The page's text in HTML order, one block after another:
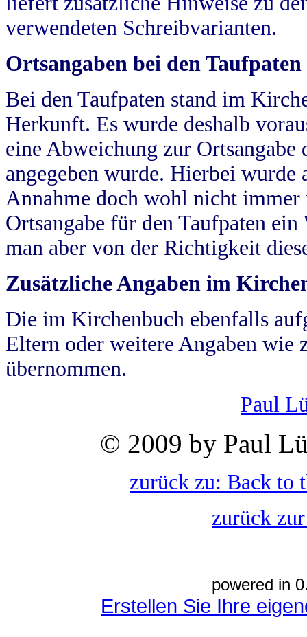
verwendeten Schreibvarianten.
Ortsangaben bei den Taufpaten
Bei den Taufpaten stand im
Herkunft. Es wurde deshalb
eine Abweichung zur
angegeben wurde. Hierbei wurde
Annahme doch wohl nicht
Ortsangabe für den Taufpaten
man aber von der Richtigkeit
Zusätzliche Angaben im
Die im Kirchenbuch ebenfalls
Eltern oder weitere Angaben wie
übernommen.
Paul
© 2009 by Paul
zurück zu: Back to
zurück
powered in
Erstellen Sie Ihre